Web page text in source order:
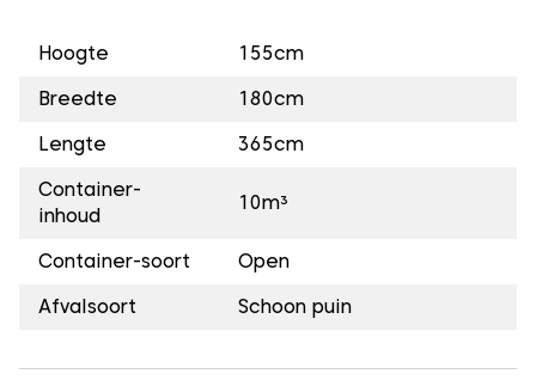
Hoogte
155cm
Breedte
180cm
Lengte
365cm
Container-
inhoud
10m³
Container-soort
Open
Afvalsoort
Schoon puin